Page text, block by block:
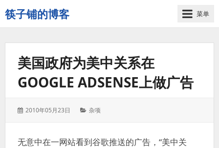
筷子铺的博客
记
录
菜单
美国政府为美中关系在
GOOGLE ADSENSE上做广告
发
2010年05月23日
分
杂项
无意中在一网站看到谷歌推送的广告，“美中关